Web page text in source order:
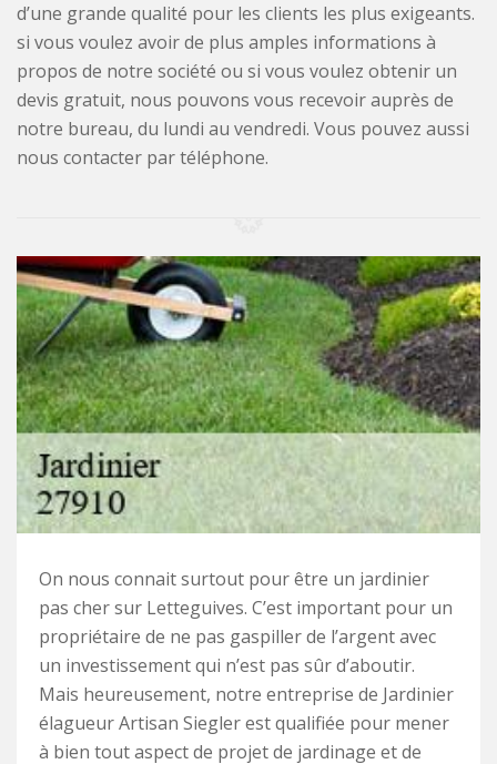
d’une grande qualité pour les clients les plus exigeants.
si vous voulez avoir de plus amples informations à
propos de notre société ou si vous voulez obtenir un
devis gratuit, nous pouvons vous recevoir auprès de
notre bureau, du lundi au vendredi. Vous pouvez aussi
nous contacter par téléphone.
On nous connait surtout pour être un jardinier
pas cher sur Letteguives. C’est important pour un
propriétaire de ne pas gaspiller de l’argent avec
un investissement qui n’est pas sûr d’aboutir.
Mais heureusement, notre entreprise de Jardinier
élagueur Artisan Siegler est qualifiée pour mener
à bien tout aspect de projet de jardinage et de